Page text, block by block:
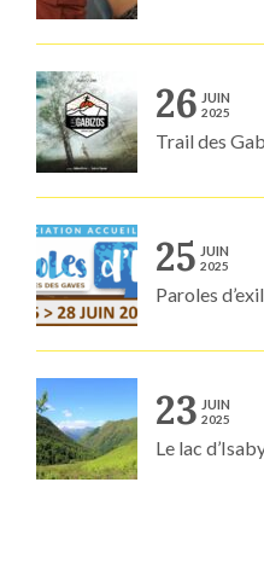
26 JUIN
2025
Trail des
25 JUIN
2025
Paroles
23 JUIN
2025
Le lac